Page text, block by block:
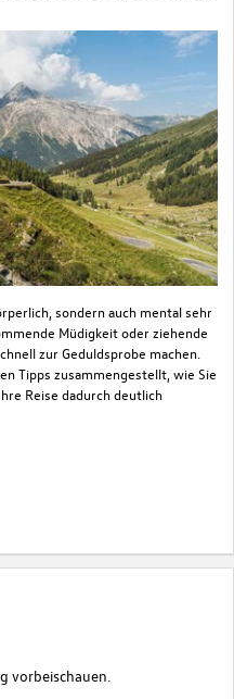
sondern auch mental sehr
Müdigkeit oder ziehende
zur Geduldsprobe machen.
Tipps zusammengestellt, wie Sie
Reise dadurch deutlich
vorbeischauen.